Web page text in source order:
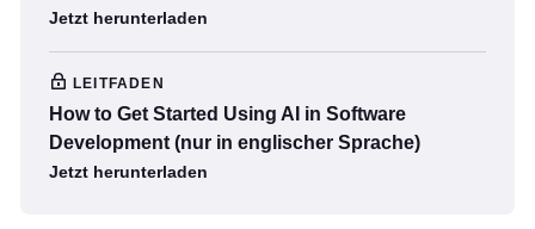
Jetzt herunterladen
LEITFADEN
How to Get Started Using AI in Software
Development (nur in englischer Sprache)
Jetzt herunterladen